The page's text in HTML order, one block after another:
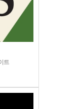
트